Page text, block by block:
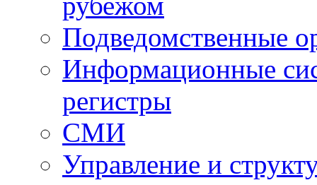
Подведомственные
Информационные
регистры
СМИ
Управление и